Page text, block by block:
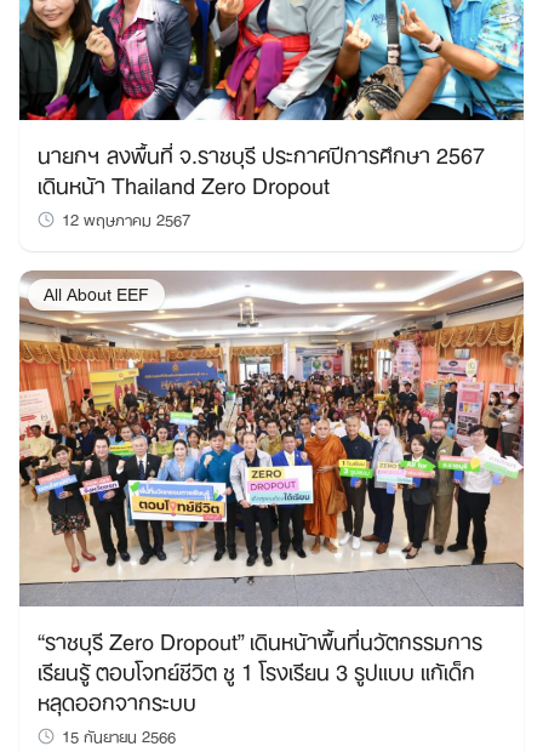
นายกฯ ลงพื้นที่ จ.ราชบุรี ประกาศปีการศึกษา 2567
เดินหน้า Thailand Zero Dropout
12 พฤษภาคม 2567
All About EEF
“ราชบุรี Zero Dropout” เดินหน้าพื้นที่นวัตกรรมการ
เรียนรู้ ตอบโจทย์ชีวิต ชู 1 โรงเรียน 3 รูปแบบ แก้เด็ก
หลุดออกจากระบบ
15 กันยายน 2566